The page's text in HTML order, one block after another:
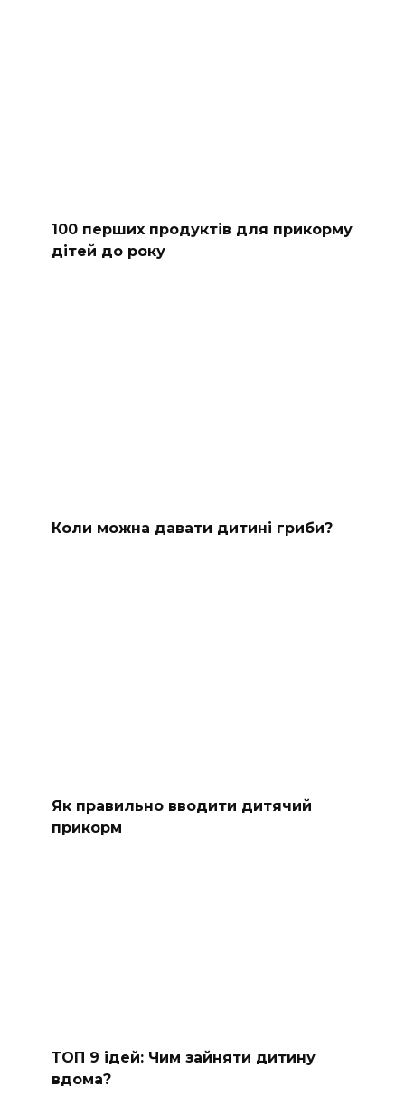
100 перших продуктів для прикорму
дітей до року
Коли можна давати дитині гриби?
Як правильно вводити дитячий
прикорм
ТОП 9 ідей: Чим зайняти дитину
вдома?